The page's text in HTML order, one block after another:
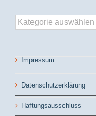
aktuelle
Beiträge
Impressum
Datenschutzerklärung
Haftungsausschluss